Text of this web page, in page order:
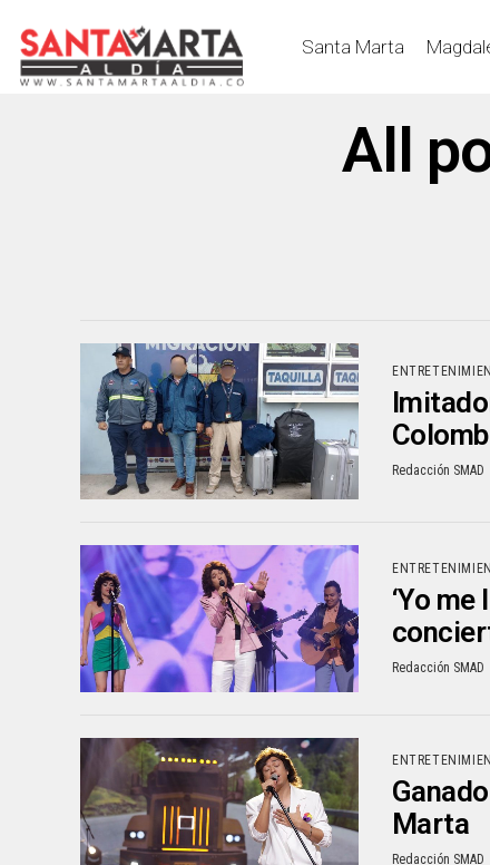
Santa Marta
All
Redacción SMAD
‘Yo
Redacción SMAD
Marta
Redacción SMAD